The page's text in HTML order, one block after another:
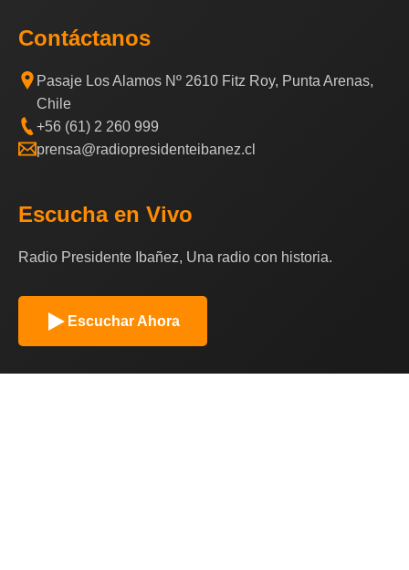
Contáctanos
Pasaje Los Alamos Nº 2610 Fitz Roy, Punta Arenas,
Chile
+56 (61) 2 260 999
prensa@radiopresidenteibanez.cl
Escucha en Vivo
Radio Presidente Ibañez, Una radio con historia.
Escuchar Ahora